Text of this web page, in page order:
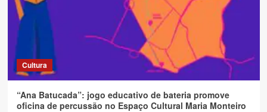
Cultura
“Ana Batucada”: jogo educativo de bateria promove
oficina de percussão no Espaço Cultural Maria Monteiro